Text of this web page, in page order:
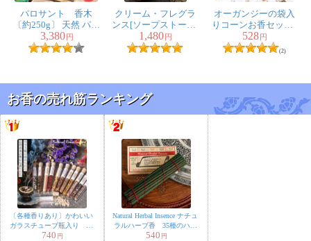
入りの大好きなお香です。なのに今まで買っていたお店
に最近はなくなってしまい、六角形の箱に入った同じパ
ッケージのヒマラヤは見るんですが焚くとなぜか香りが
やっとここにありました。待ち望んでいた商品が届き
久々にこのお香を焚いて毎日幸せな気分に浸っています
(笑)。しかも割引きとかもあってすごくお値打ちで購入
できて感謝です！お店の方の対応も好感持てて良かった
です。ありがとうございました。これからもここで購入
させていただこうと思っています。
パロサント 香木
〔約250g〕 天然 パロ
サントスティック
品質の良いペルーの
浄化などへ
3,380円
クリーム・フレグラ
ンス[ソープストーン]
- クリシュナ・ムスク
1,480円
オーガンジーの袋入
りコーンお香セット -
ホワイト・ムスク
528円
(2)
お香の売れ筋ランキング
〔各種香りあり〕かわいい
ガラスチューブ瓶入り 樹
脂香 ハーブ香 レジンイ
740 円
Natural Herbal Insence ナチュ
ラルハーブ香 35種のハー
ブを伝統レシピで配合
540 円